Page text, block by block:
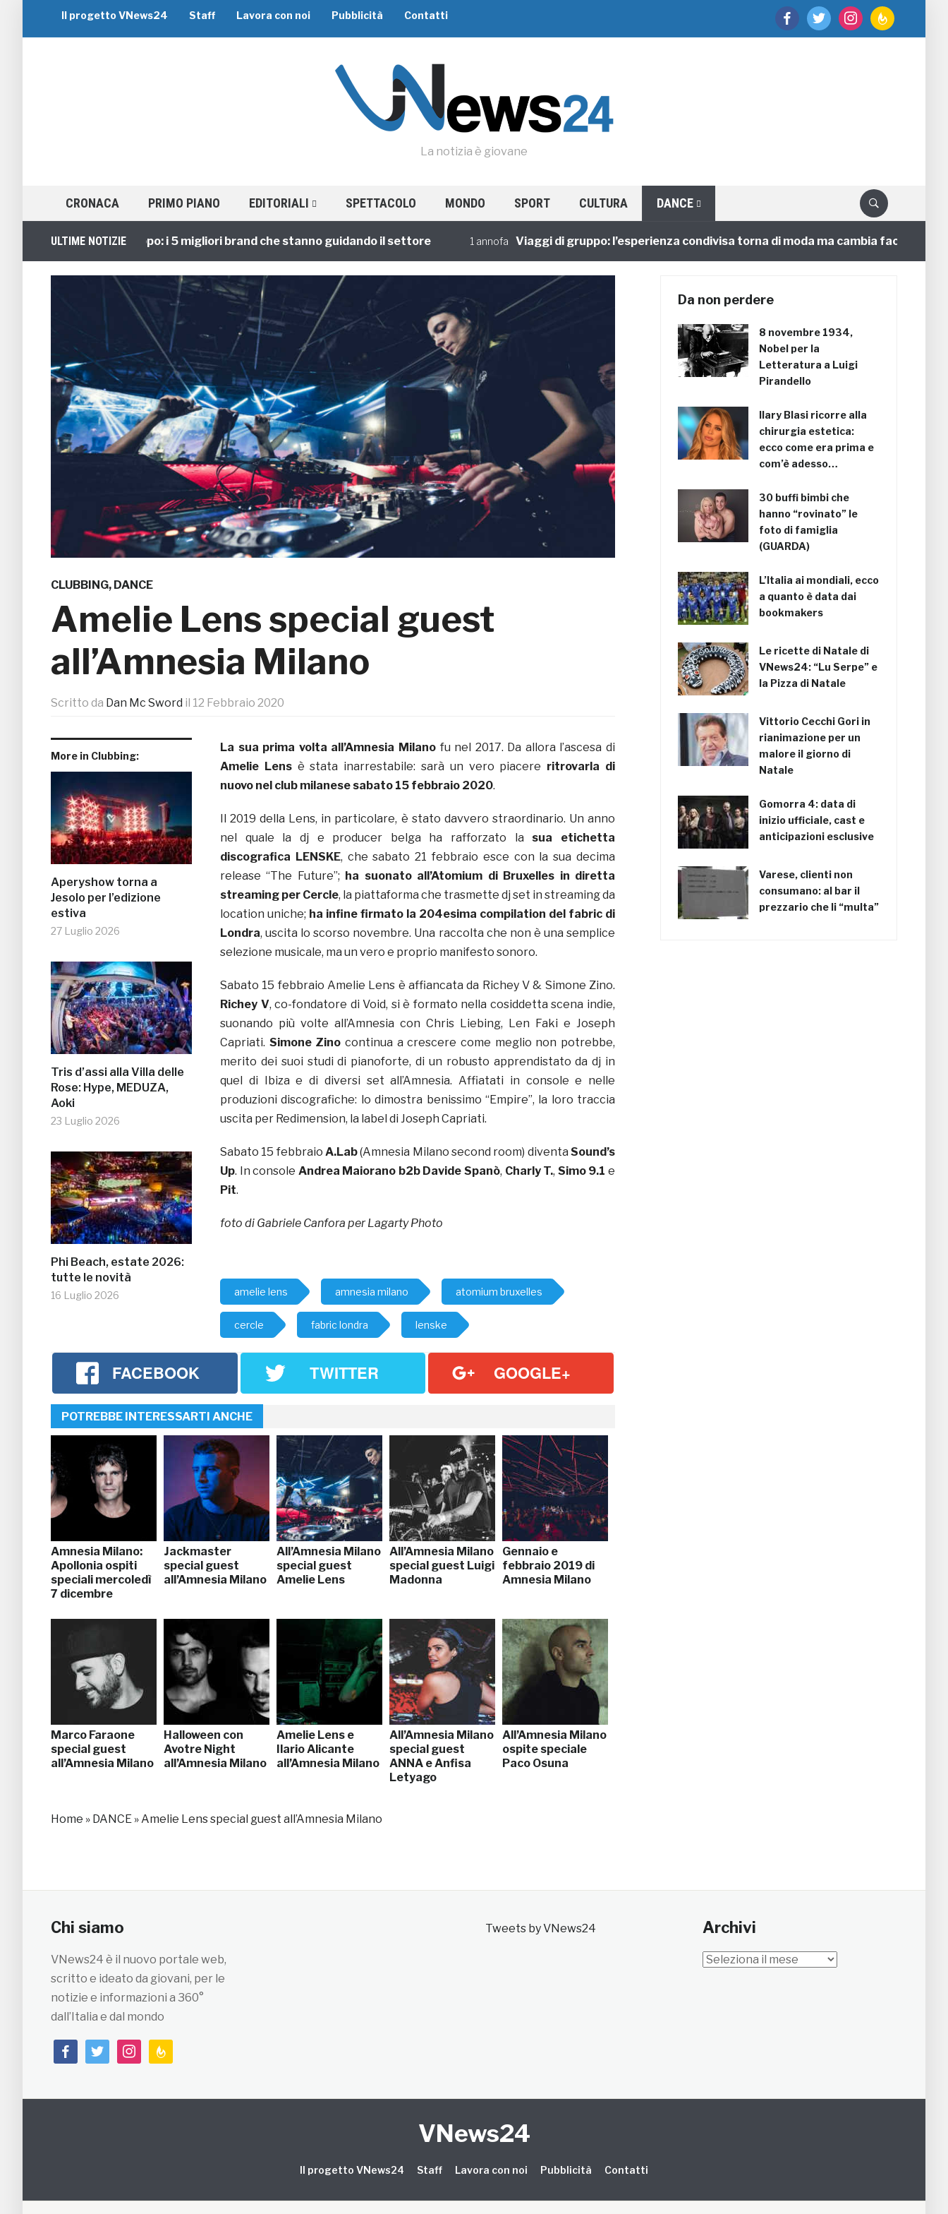
facebooktwitter instagramfeedburner
Il progetto VNews24 Staff Lavora con noi Pubblicità Contatti
La notizia è giovane
CRONACA PRIMO PIANO EDITORIALI SPETTACOLO MONDO SPORT CULTURA DANCE
ULTIME NOTIZIE
Viaggi di Gruppo: i 5 migliori brand che stanno guidando il settore 1 annofa Viaggi di gruppo: l’esperienza condivisa torna di moda ma cambia faccia
CLUBBING, DANCE
Amelie Lens special guest
all’Amnesia Milano
Scritto da Dan Mc Sword il 12 Febbraio 2020
More in Clubbing:
Aperyshow torna a
Jesolo per l’edizione
estiva
27 Luglio 2026
Tris d’assi alla Villa delle
Rose: Hype, MEDUZA,
Aoki
23 Luglio 2026
Phi Beach, estate 2026:
tutte le novità
16 Luglio 2026
La sua prima volta all’Amnesia Milano fu nel 2017. Da allora l’ascesa di
Amelie Lensè stata inarrestabile: sarà un vero piacere ritrovarla di
nuovo nel club milanese sabato 15 febbraio 2020.
Il 2019 della Lens, in particolare, è stato davvero straordinario. Un anno
nel quale la dj e producer belga ha rafforzato la sua etichetta
discografica LENSKE, che sabato 21 febbraio esce con la sua decima
release “The Future”; ha suonato all’Atomium di Bruxelles in diretta
streaming per Cercle, la piattaforma che trasmette dj set in streaming da
location uniche; ha infine firmato la 204esima compilation del fabric di
Londra, uscita lo scorso novembre. Una raccolta che non è una semplice
selezione musicale, ma un vero e proprio manifesto sonoro.
Sabato 15 febbraio Amelie Lens è affiancata da Richey V & Simone Zino.
Richey V, co-fondatore di Void, si è formato nella cosiddetta scena indie,
suonando più volte all’Amnesia con Chris Liebing, Len Faki e Joseph
Capriati. Simone Zino continua a crescere come meglio non potrebbe,
merito dei suoi studi di pianoforte, di un robusto apprendistato da dj in
quel di Ibiza e di diversi set all’Amnesia. Affiatati in console e nelle
produzioni discografiche: lo dimostra benissimo “Empire”, la loro traccia
uscita per Redimension, la label di Joseph Capriati.
Sabato 15 febbraio A.Lab(Amnesia Milano second room) diventa Sound’s
Up. In console Andrea Maiorano b2b Davide Spanò, Charly T., Simo 9.1e
Pit.
foto di Gabriele Canfora per Lagarty Photo
amelie lens amnesia milano atomium bruxelles
cercle fabric londra lenske
FACEBOOK TWITTER GOOGLE+
POTREBBE INTERESSARTI ANCHE
Amnesia Milano:
Apollonia ospiti
speciali mercoledì
7 dicembre
Jackmaster
special guest
all’Amnesia Milano
All’Amnesia Milano
special guest
Amelie Lens
All’Amnesia Milano
special guest Luigi
Madonna
Gennaio e
febbraio 2019 di
Amnesia Milano
Marco Faraone
special guest
all’Amnesia Milano
Halloween con
Avotre Night
all’Amnesia Milano
Amelie Lens e
Ilario Alicante
all’Amnesia Milano
All’Amnesia Milano
special guest
ANNA e Anfisa
Letyago
All’Amnesia Milano
ospite speciale
Paco Osuna
Home » DANCE » Amelie Lens special guest all’Amnesia Milano
Da non perdere
8 novembre 1934,
Nobel per la
Letteratura a Luigi
Pirandello
Ilary Blasi ricorre alla
chirurgia estetica:
ecco come era prima e
com’è adesso…
30 buffi bimbi che
hanno “rovinato” le
foto di famiglia
(GUARDA)
L’Italia ai mondiali, ecco
a quanto è data dai
bookmakers
Le ricette di Natale di
VNews24: “Lu Serpe” e
la Pizza di Natale
Vittorio Cecchi Gori in
rianimazione per un
malore il giorno di
Natale
Gomorra 4: data di
inizio ufficiale, cast e
anticipazioni esclusive
Varese, clienti non
consumano: al bar il
prezzario che li “multa”
Chi siamo
VNews24 è il nuovo portale web,
scritto e ideato da giovani, per le
notizie e informazioni a 360°
dall’Italia e dal mondo
facebooktwitterinstagramfeedburner
Tweets by VNews24 Archivi
Archivi
VNews24
Il progetto VNews24 Staff Lavora con noi Pubblicità Contatti